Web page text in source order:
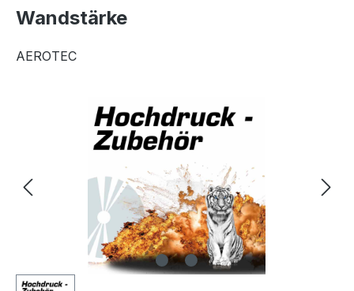
Wandstärke
AEROTEC
Bildergalerie überspringen